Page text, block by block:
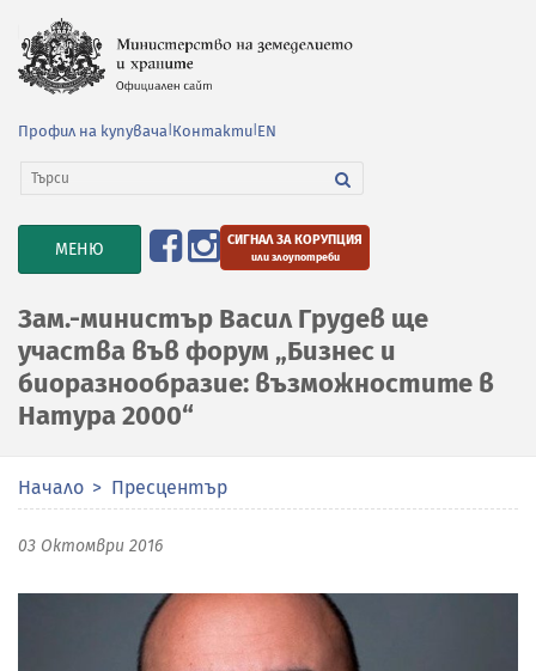
Профил на купувача Контакти EN
TOGGLE
NAVIGATION
МЕНЮ СИГНАЛ ЗА КОРУПЦИЯ
или злоупотреби
Зам.-министър Васил Грудев ще
участва във форум „Бизнес и
биоразнообразие: възможностите в
Натура 2000“
Начало Пресцентър
03 Октомври 2016